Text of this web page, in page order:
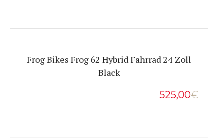
Frog Bikes Frog 62 Hybrid Fahrrad 24 Zoll
Black
525,00€